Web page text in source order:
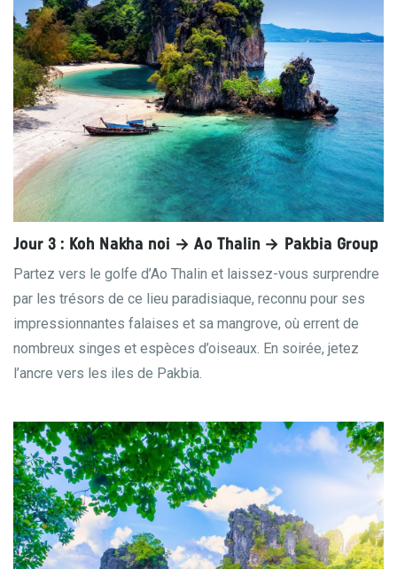
Jour 3 : Koh Nakha noi → Ao Thalin → Pakbia Group
Partez vers le golfe d’Ao Thalin et laissez-vous surprendre
par les trésors de ce lieu paradisiaque, reconnu pour ses
impressionnantes falaises et sa mangrove, où errent de
nombreux singes et espèces d’oiseaux. En soirée, jetez
l’ancre vers les iles de Pakbia.